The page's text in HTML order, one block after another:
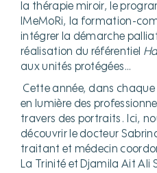
la thérapie miroir, le
IMeMoRi, la formation-
intégrer la démarche
réalisation du référentiel
aux unités protégées…
Cette année, dans
en lumière des
travers des portraits. Ici,
découvrir le docteur
traitant et médecin
La Trinité et Djamila Ait Ali